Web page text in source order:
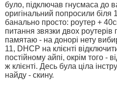
було, підключав гнусмаса до
оригінальний попросили біля
банально просто: роутер +
питання звязки двох роутерів
памятаю - на донорі нету
11, DHCP на клієнті
постійному айпі, окрім того -
ж клієнті. Десь була ціла
найду - скину.